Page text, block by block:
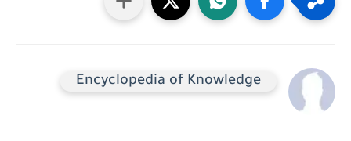
Encyclopedia of Knowledge